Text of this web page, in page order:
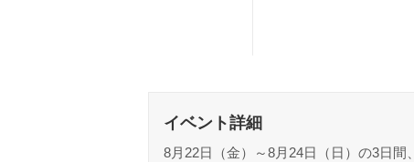
イベント詳細
8月22日（金）～8月24日（日）の3日間、